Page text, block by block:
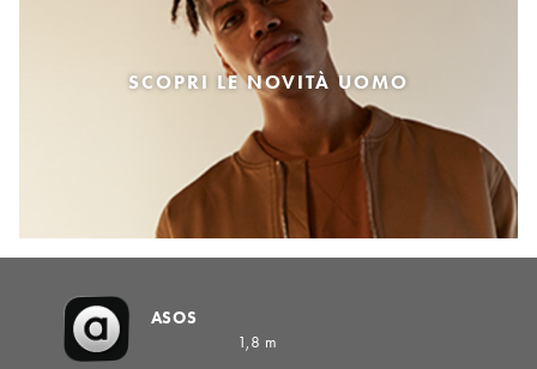
SCOPRI LE NOVITÀ UOMO
ASOS
1,8 m